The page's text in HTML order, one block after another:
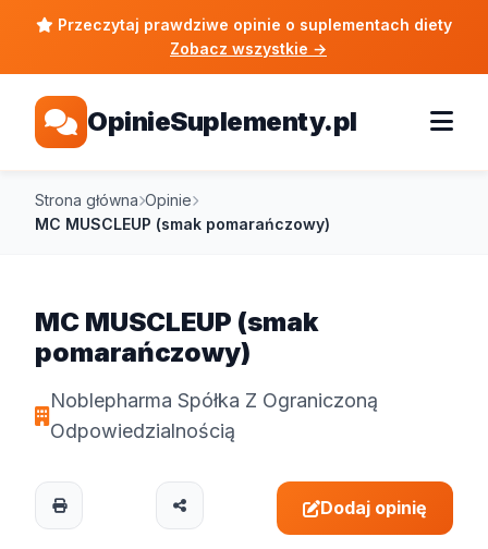
Przeczytaj prawdziwe opinie o suplementach diety
Zobacz wszystkie →
OpinieSuplementy.pl
Strona główna Opinie
MC MUSCLEUP (smak pomarańczowy)
MC MUSCLEUP (smak
pomarańczowy)
Noblepharma Spółka Z Ograniczoną
Odpowiedzialnością
Dodaj opinię